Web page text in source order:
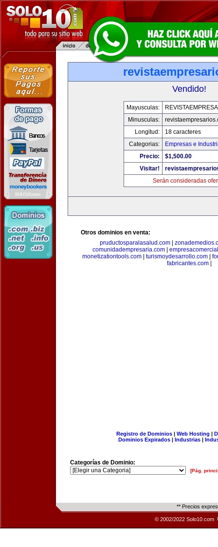
Vendido!
Mayusculas:
Minusculas:
Longitud:
18 caracteres
Categorias:
Empresas e
Precio:
$1,500.00
Visitar!
Serán consideradas
Otros dominios en venta:
pruductosparalasalud.com|
comunidadempresaria.com
monetizationtools.com| turismoydesarrollo.com|
fabricantes.com
Registro de Dominios| Web Hosting |
Dominios Expirados | Industrias |
Categorías de Dominio:
[Pág.
** Precios
© 2002/2022 Solo10.com